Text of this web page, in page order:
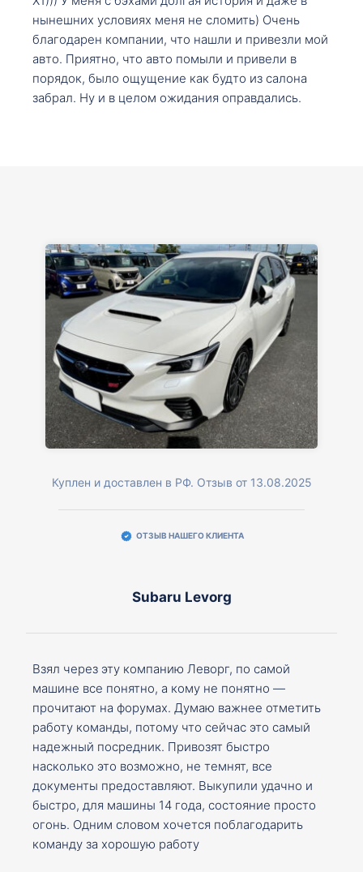
нынешних условиях меня не сломить) Очень
благодарен компании, что нашли и привезли мой
авто. Приятно, что авто помыли и привели в
порядок, было ощущение как будто из салона
забрал. Ну и в целом ожидания оправдались.
Куплен и доставлен в РФ. Отзыв от 13.08.2025
ОТЗЫВ НАШЕГО КЛИЕНТА
Subaru Levorg
Взял через эту компанию Леворг, по самой
машине все понятно, а кому не понятно —
прочитают на форумах. Думаю важнее отметить
работу команды, потому что сейчас это самый
надежный посредник. Привозят быстро
насколько это возможно, не темнят, все
документы предоставляют. Выкупили удачно и
быстро, для машины 14 года, состояние просто
огонь. Одним словом хочется поблагодарить
команду за хорошую работу